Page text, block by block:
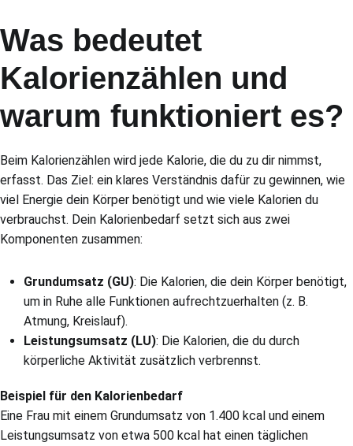
Was bedeutet
Kalorienzählen und
warum funktioniert es?
Beim Kalorienzählen wird jede Kalorie, die du zu dir nimmst,
erfasst. Das Ziel: ein klares Verständnis dafür zu gewinnen, wie
viel Energie dein Körper benötigt und wie viele Kalorien du
verbrauchst. Dein Kalorienbedarf setzt sich aus zwei
Komponenten zusammen:
Grundumsatz (GU): Die Kalorien, die dein Körper benötigt,
um in Ruhe alle Funktionen aufrechtzuerhalten (z. B.
Atmung, Kreislauf).
Leistungsumsatz (LU): Die Kalorien, die du durch
körperliche Aktivität zusätzlich verbrennst.
Beispiel für den Kalorienbedarf
Eine Frau mit einem Grundumsatz von 1.400 kcal und einem
Leistungsumsatz von etwa 500 kcal hat einen täglichen